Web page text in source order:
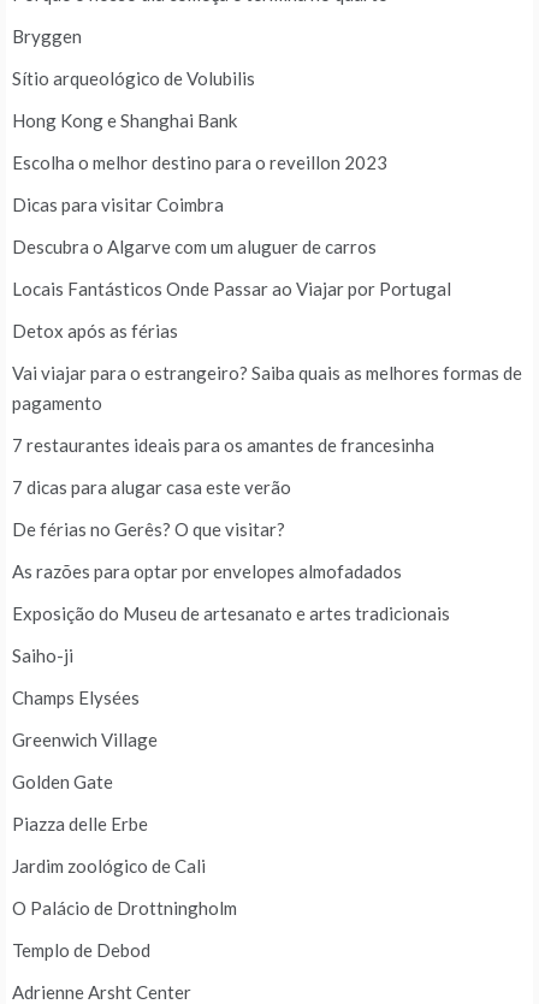
Bryggen
Sítio arqueológico de Volubilis
Hong Kong e Shanghai Bank
Escolha o melhor destino para o reveillon 2023
Dicas para visitar Coimbra
Descubra o Algarve com um aluguer de carros
Locais Fantásticos Onde Passar ao Viajar por Portugal
Detox após as férias
Vai viajar para o estrangeiro? Saiba quais as melhores formas de
pagamento
7 restaurantes ideais para os amantes de francesinha
7 dicas para alugar casa este verão
De férias no Gerês? O que visitar?
As razões para optar por envelopes almofadados
Exposição do Museu de artesanato e artes tradicionais
Saiho-ji
Champs Elysées
Greenwich Village
Golden Gate
Piazza delle Erbe
Jardim zoológico de Cali
O Palácio de Drottningholm
Templo de Debod
Adrienne Arsht Center